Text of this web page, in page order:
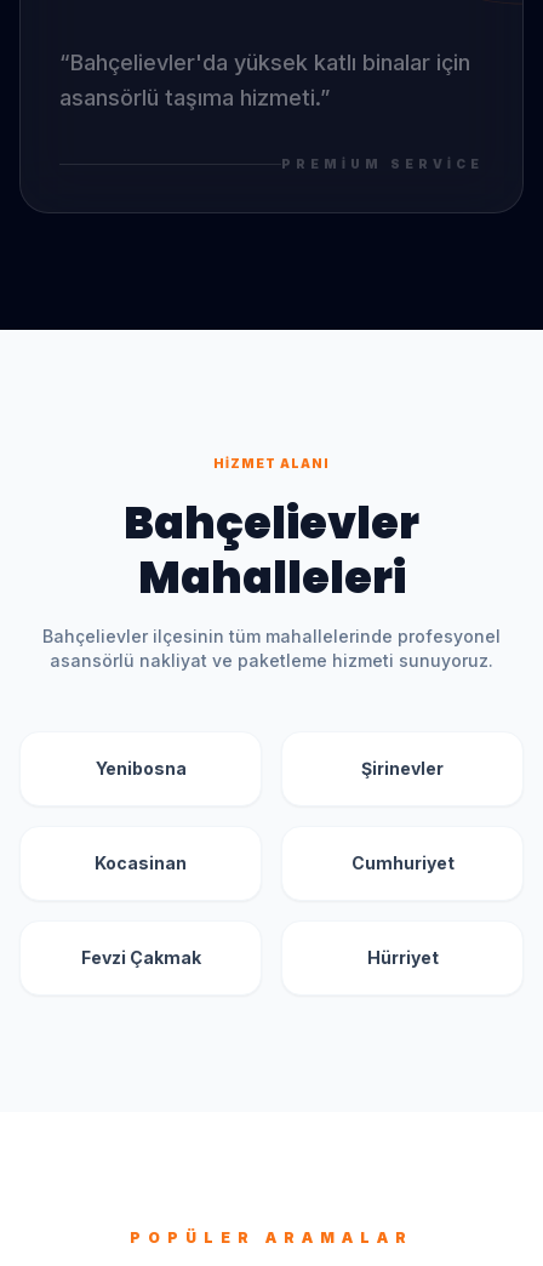
“Bahçelievler'da yüksek katlı binalar için
asansörlü taşıma hizmeti.”
PREMIUM SERVICE
HIZMET ALANI
Bahçelievler
Mahalleleri
Bahçelievler ilçesinin tüm mahallelerinde profesyonel
asansörlü nakliyat ve paketleme hizmeti sunuyoruz.
Yenibosna Şirinevler
Kocasinan Cumhuriyet
Fevzi Çakmak Hürriyet
POPÜLER ARAMALAR